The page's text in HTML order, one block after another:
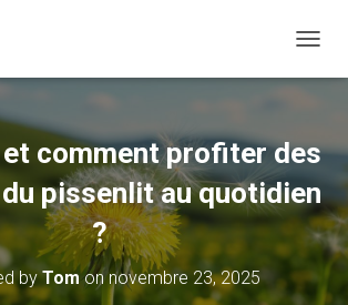
comment profiter des
pissenlit au quotidien
?
byTomonnovembre 23, 2025